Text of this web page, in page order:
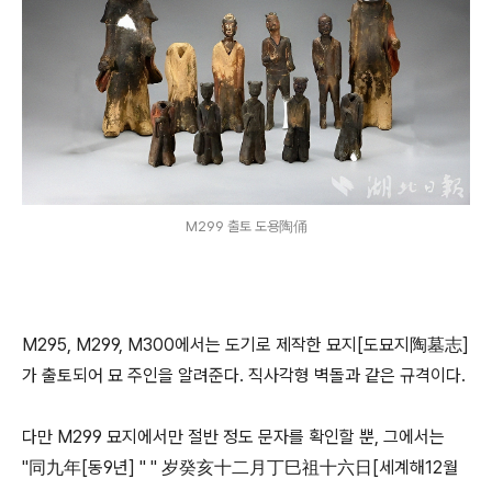
M299 출토 도용陶俑
M295, M299, M300에서는 도기로 제작한 묘지[도묘지陶墓志]
가 출토되어 묘 주인을 알려준다. 직사각형 벽돌과 같은 규격이다.
다만 M299 묘지에서만 절반 정도 문자를 확인할 뿐, 그에서는
"同九年[동9년] " " 岁癸亥十二月丁巳祖十六日[세계해12월